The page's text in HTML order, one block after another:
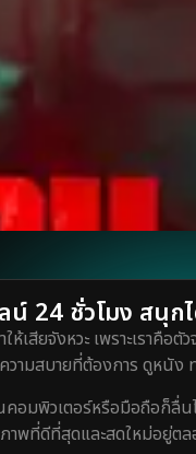
24 ชั่วโมง สนุก
สียจังหวะ เพราะเราคือ
ามสบายที่ต้องการ ดูหนั
คอมพิวเตอร์หรือมือถือก็
พที่ดีที่สุดและสดใหม่อยู่ตล